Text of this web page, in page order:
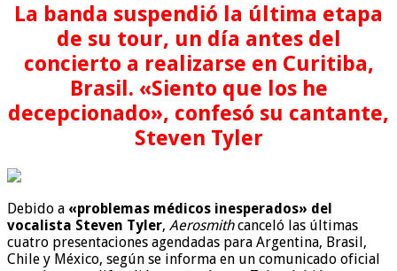
La banda suspendió la última etapa
de su tour, un día antes del
concierto a realizarse en Curitiba,
Brasil. «Siento que los he
decepcionado», confesó su cantante,
Steven Tyler
Debido a «problemas médicos inesperados» del
vocalista Steven Tyler, Aerosmithcanceló las últimas
cuatro presentaciones agendadas para Argentina, Brasil,
Chile y México, según se informa en un comunicado oficial